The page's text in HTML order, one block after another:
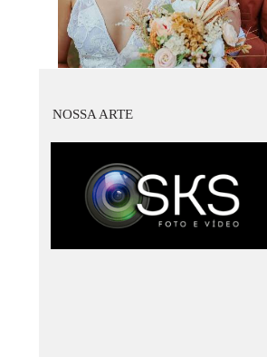
NOSSA ARTE